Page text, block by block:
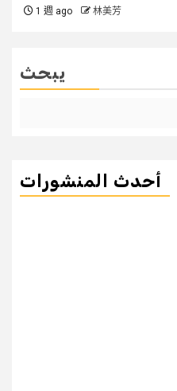
1 週 ago 林美芳
يبحث
أحدث المنشورات